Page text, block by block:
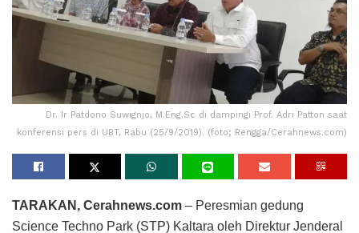
Dr. Ir Patdono Suwignjo, M.Eng.Sc di dampingi Prof. Adri Patton saat
konferensi pers di UBT, Rabu (25/9/2019). (foto; Rengga/Cerahnews.com)
TARAKAN, Cerahnews.com – Peresmian gedung
Science Techno Park (STP) Kaltara oleh Direktur Jenderal